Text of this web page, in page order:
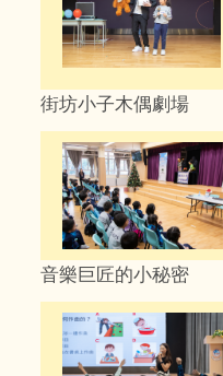
街坊小子木偶劇場
音樂巨匠的小秘密